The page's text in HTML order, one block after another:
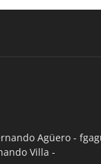
Agüero -
Villa -